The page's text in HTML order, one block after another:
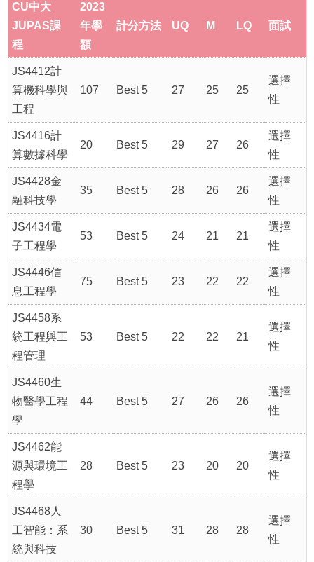
CU中大
JUPAS課
程
2023
年學
額
計分方法 UQ M LQ 面試
JS4412計
算機科學與
工程
107 Best 5 27 25 25
選擇
性
JS4416計
算數據科學
20 Best 5 29 27 26
選擇
性
JS4428金
融科技學
35 Best 5 28 26 26
選擇
性
JS4434電
子工程學
53 Best 5 24 21 21
選擇
性
JS4446信
息工程學
75 Best 5 23 22 22
選擇
性
JS4458系
統工程與工
程管理
53 Best 5 22 22 21
選擇
性
JS4460生
物醫學工程
學
44 Best 5 27 26 26
選擇
性
JS4462能
源與環境工
程學
28 Best 5 23 20 20
選擇
性
JS4468人
工智能：系
統與科技
30 Best 5 31 28 28
選擇
性